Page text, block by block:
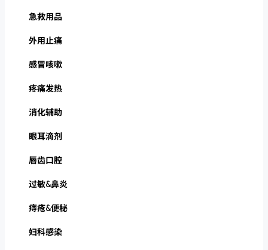
急救用品
外用止痛
感冒咳嗽
疼痛发热
消化辅助
眼耳滴剂
唇齿口腔
过敏&鼻炎
痔疮&便秘
妇科感染